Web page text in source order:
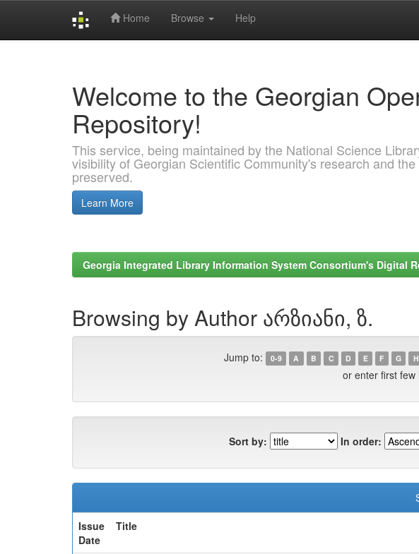
Home Browse Help
Welcome to the Georgian
Repository!
This service, being maintained by the National Science
visibility of Georgian Scientific Community's research and
preserved.
Learn More
Georgia Integrated Library Information System Consortium's Digital
Browsing by Author არზიანი, ზ.
Jump to: 0-9 A B C D E F G H
or enter first few
Sort by: In order:
Issue
Date
Title